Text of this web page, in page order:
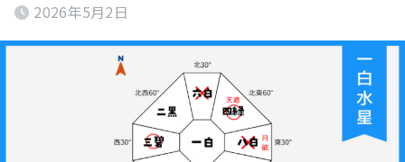
2026年5月2日